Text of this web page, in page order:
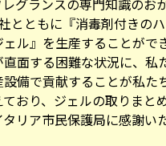
グランスの専門知識のおか
とともに『消毒剤付きの
ェル』を生産することがで
面する困難な状況に、私
設備で貢献することが私た
おり、ジェルの取りまと
リア市民保護局に感謝い